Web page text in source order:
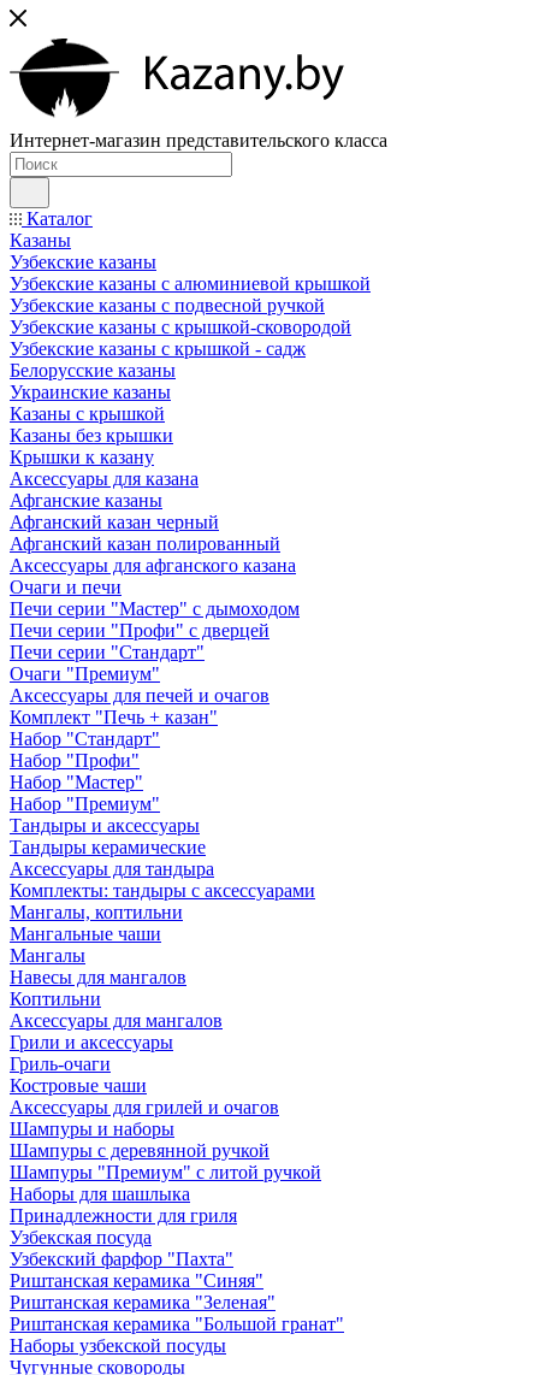
Интернет-магазин представительского класса
Каталог
Казаны
Узбекские казаны
Узбекские казаны с алюминиевой крышкой
Узбекские казаны с подвесной ручкой
Узбекские казаны с крышкой-сковородой
Узбекские казаны с крышкой - садж
Белорусские казаны
Украинские казаны
Казаны с крышкой
Казаны без крышки
Крышки к казану
Аксессуары для казана
Афганские казаны
Афганский казан черный
Афганский казан полированный
Аксессуары для афганского казана
Очаги и печи
Печи серии "Мастер" с дымоходом
Печи серии "Профи" с дверцей
Печи серии "Стандарт"
Очаги "Премиум"
Аксессуары для печей и очагов
Комплект "Печь + казан"
Набор "Стандарт"
Набор "Профи"
Набор "Мастер"
Набор "Премиум"
Тандыры и аксессуары
Тандыры керамические
Аксессуары для тандыра
Комплекты: тандыры с аксессуарами
Мангалы, коптильни
Мангальные чаши
Мангалы
Навесы для мангалов
Коптильни
Аксессуары для мангалов
Грили и аксессуары
Гриль-очаги
Костровые чаши
Аксессуары для грилей и очагов
Шампуры и наборы
Шампуры с деревянной ручкой
Шампуры "Премиум" с литой ручкой
Наборы для шашлыка
Принадлежности для гриля
Узбекская посуда
Узбекский фарфор "Пахта"
Риштанская керамика "Синяя"
Риштанская керамика "Зеленая"
Риштанская керамика "Большой гранат"
Наборы узбекской посуды
Чугунные сковороды